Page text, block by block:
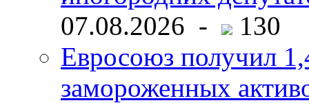
07.08.2026 -
130
Евросоюз получил
замороженных